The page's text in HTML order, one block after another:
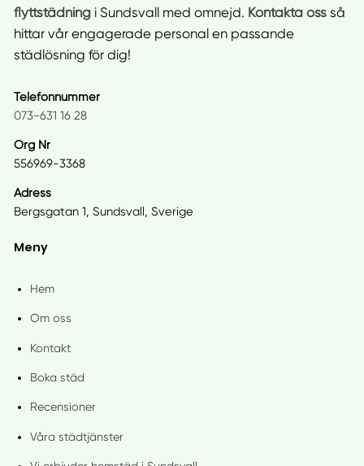
flyttstädningi Sundsvall med omnejd. Kontakta oss så
hittar vår engagerade personal en passande
städlösning för dig!
Telefonnummer
073-631 16 28
Org Nr
556969-3368
Adress
Bergsgatan 1, Sundsvall, Sverige
Meny
Hem
Om oss
Kontakt
Boka städ
Recensioner
Våra städtjänster